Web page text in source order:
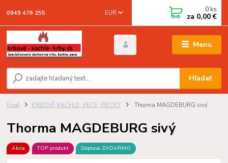
Menu
EUR
Hľadať
0949 476 255 0 ks
za 0,00 €
Úvod KRBOVÉ KACHLE, PECE, PIECKY Thorma MAGDEBURG sivý
Thorma MAGDEBURG sivý
Akcia TOP produkt Doprava ZADARMO